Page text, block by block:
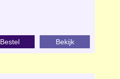
Bestel Bekijk